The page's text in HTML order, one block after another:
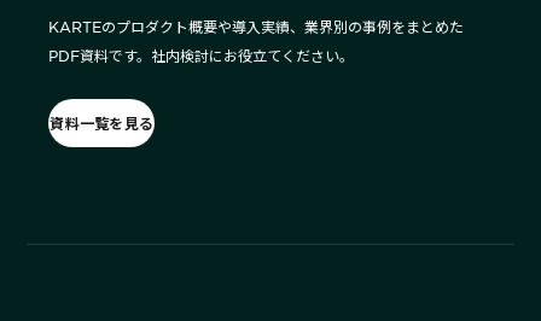
KARTEのプロダクト概要や導入実績、業界別の事例をまとめた
PDF資料です。社内検討にお役立てください。
資料一覧を見る